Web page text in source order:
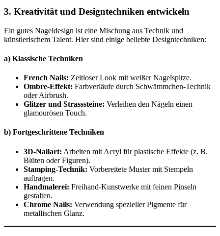
3. Kreativität und Designtechniken entwickeln
Ein gutes Nageldesign ist eine Mischung aus Technik und
künstlerischem Talent. Hier sind einige beliebte Designtechniken:
a) Klassische Techniken
French Nails: Zeitloser Look mit weißer Nagelspitze.
Ombre-Effekt: Farbverläufe durch Schwämmchen-Technik
oder Airbrush.
Glitzer und Strasssteine: Verleihen den Nägeln einen
glamourösen Touch.
b) Fortgeschrittene Techniken
3D-Nailart: Arbeiten mit Acryl für plastische Effekte (z. B.
Blüten oder Figuren).
Stamping-Technik: Vorbereitete Muster mit Stempeln
auftragen.
Handmalerei: Freihand-Kunstwerke mit feinen Pinseln
gestalten.
Chrome Nails: Verwendung spezieller Pigmente für
metallischen Glanz.